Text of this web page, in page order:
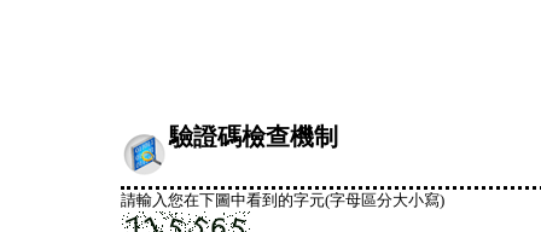
驗證碼檢查機制
請輸入您在下圖中看到的字元(字母區分大小寫)